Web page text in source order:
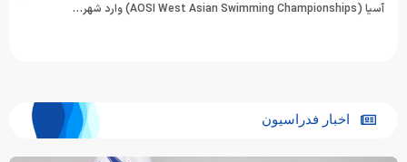
آسیا (AOSI West Asian Swimming Championships) وارد شهر…
اخبار فدراسیون